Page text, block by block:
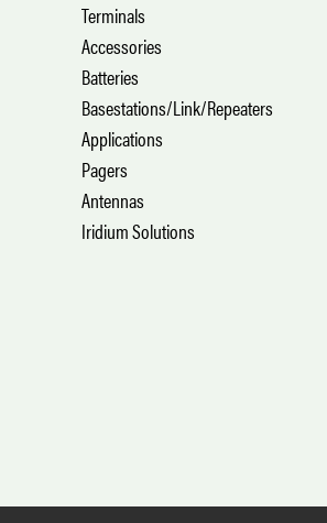
Terminals
Accessories
Batteries
Basestations/Link/Repeaters
Applications
Pagers
Antennas
Iridium Solutions